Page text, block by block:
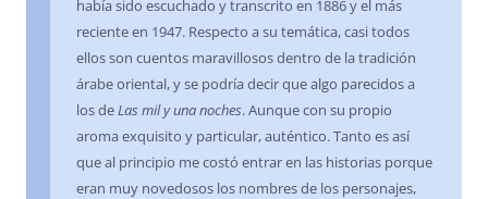
había sido escuchado y transcrito en 1886 y el más
reciente en 1947. Respecto a su temática, casi todos
ellos son cuentos maravillosos dentro de la tradición
árabe oriental, y se podría decir que algo parecidos a
los deLas mil y una noches. Aunque con su propio
aroma exquisito y particular, auténtico. Tanto es así
que al principio me costó entrar en las historias porque
eran muy novedosos los nombres de los personajes,